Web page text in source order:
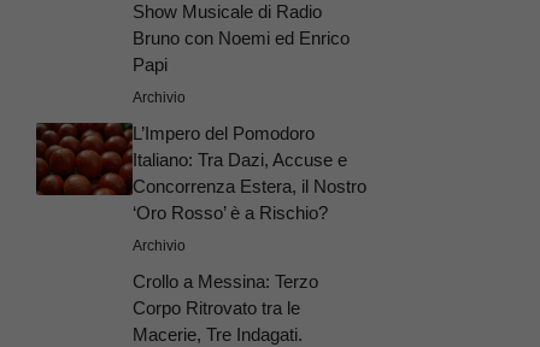
Show Musicale di Radio
Bruno con Noemi ed Enrico
Papi
Archivio
L’Impero del Pomodoro
Italiano: Tra Dazi, Accuse e
Concorrenza Estera, il Nostro
‘Oro Rosso’ è a Rischio?
Archivio
Crollo a Messina: Terzo
Corpo Ritrovato tra le
Macerie, Tre Indagati.